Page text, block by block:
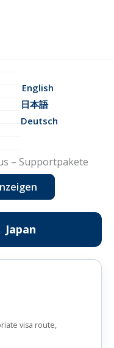
English
日本語
Deutsch
– Supportpakete
visa route,